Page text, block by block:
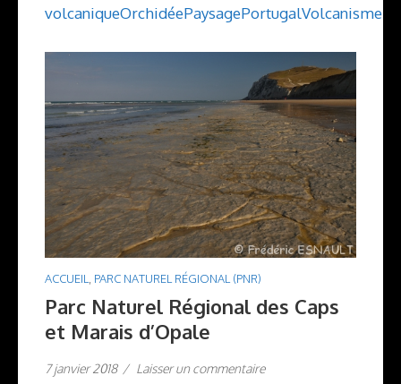
volcaniqueOrchidéePaysagePortugalVolcanisme
ACCUEIL, PARC NATUREL RÉGIONAL (PNR)
Parc Naturel Régional des Caps
et Marais d’Opale
7 janvier 2018 / Laisser un commentaire